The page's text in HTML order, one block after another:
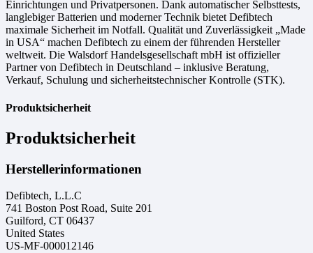
Einrichtungen und Privatpersonen. Dank automatischer Selbsttests,
langlebiger Batterien und moderner Technik bietet Defibtech
maximale Sicherheit im Notfall. Qualität und Zuverlässigkeit „Made
in USA“ machen Defibtech zu einem der führenden Hersteller
weltweit. Die Walsdorf Handelsgesellschaft mbH ist offizieller
Partner von Defibtech in Deutschland – inklusive Beratung,
Verkauf, Schulung und sicherheitstechnischer Kontrolle (STK).
Produktsicherheit
Produktsicherheit
Herstellerinformationen
Defibtech, L.L.C
741 Boston Post Road, Suite 201
Guilford, CT 06437
United States
US-MF-000012146